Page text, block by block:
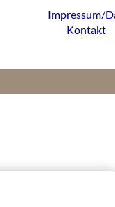
Impressum/
Kontakt